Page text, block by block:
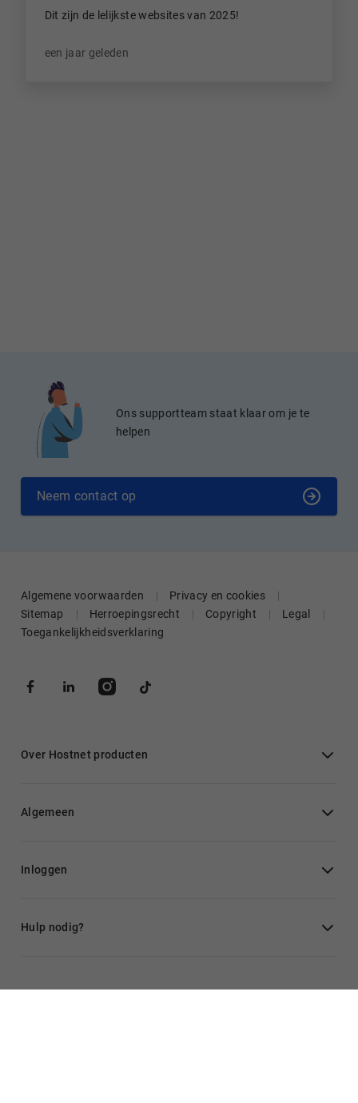
Dit zijn de lelijkste websites van 2025!
een jaar geleden
Ons supportteam staat klaar om je te
helpen
Neem contact op
Algemene voorwaarden
Privacy en cookies
Sitemap
Herroepingsrecht Copyright
Legal
Toegankelijkheidsverklaring
Over Hostnet producten
Algemeen
Inloggen
Hulp nodig?